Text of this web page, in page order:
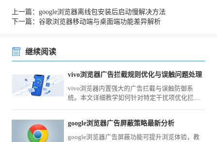
上一篇：google浏览器离线包安装后启动慢解决方法
下一篇：谷歌浏览器移动端与桌面端功能差异解析
继续阅读
vivo浏览器广告拦截规则优化与误触问题处理
vivo浏览器内置强大的广告拦截与误触防御系
统。本文详细教学如何针对特定干扰项优化拦截
google浏览器广告屏蔽策略最新分析
google浏览器广告屏蔽功能可提升浏览体验，教